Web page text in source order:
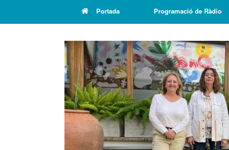
Portada Programació de Ràdio